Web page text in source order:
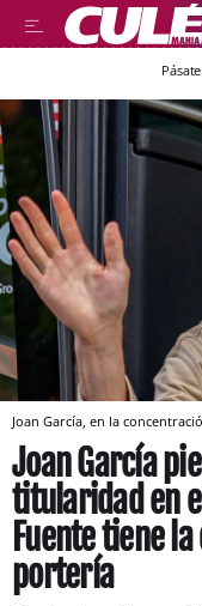
Joan García, en la
Joan García
titularidad en
Fuente tiene
portería